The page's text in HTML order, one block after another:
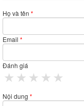
Họ và tên *
Email *
Đánh giá
4 stars
3 stars
2 stars
1 star
Nội dung *